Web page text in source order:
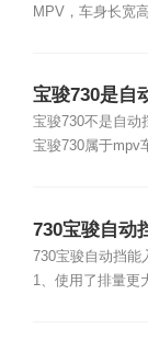
MPV，车身长宽
宝骏730是自
宝骏730不是自动
宝骏730属于mpv
730宝骏自动
730宝骏自动挡能
1、使用了排量更